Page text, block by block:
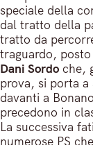
speciale della
dal tratto della
tratto da
traguardo,
Dani Sordo che,
prova, si porta a
davanti a
precedono in
La successiva
numerose PS